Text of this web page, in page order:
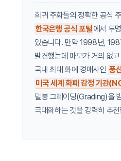
희귀 주화들의 정확한 공식
한국은행 공식 포털에서 투
있습니다. 만약 1998년,
발견했는데 마모가 거의 없
국내 최대 화폐 경매사인 풍
미국 세계 화폐 감정 기관
밀봉 그레이딩(Grading)을
극대화하는 것을 강력히 추